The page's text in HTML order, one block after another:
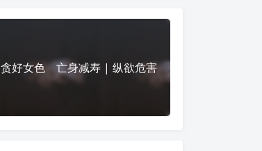
贪好女色 亡身减寿 | 纵欲危害